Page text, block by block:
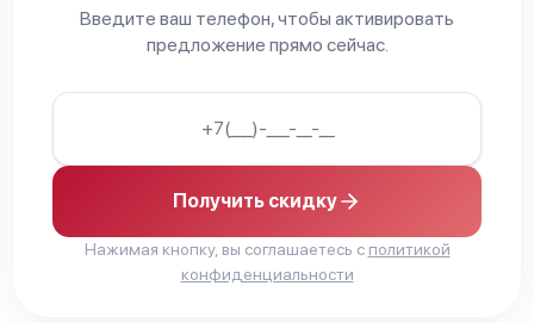
Cisco ISR4221/K9
Введите ваш телефон, чтобы активировать
предложение прямо сейчас.
Получить скидку
Нажимая кнопку, вы соглашаетесь с политикой
конфиденциальности